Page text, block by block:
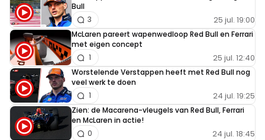
Bull
25 jul. 19:00
3
McLaren pareert wapenwedloop Red Bull en Ferrari
met eigen concept
25 jul. 12:40
1
Worstelende Verstappen heeft met Red Bull nog
veel werk te doen
24 jul. 19:25
1
Zien: de Macarena-vleugels van Red Bull, Ferrari
en McLaren in actie!
24 jul. 18:45
0